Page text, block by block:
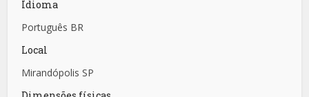
Idioma
Português BR
Local
Mirandópolis SP